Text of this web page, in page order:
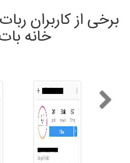
برخی از کاربران
خانه